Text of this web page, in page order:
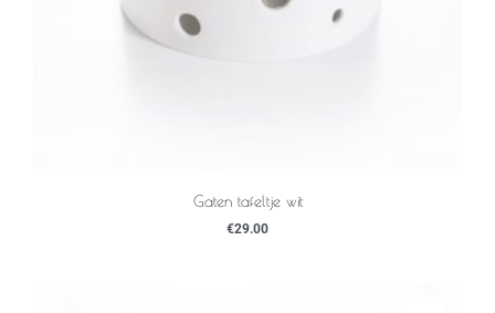
Gaten tafeltje wit
€29.00